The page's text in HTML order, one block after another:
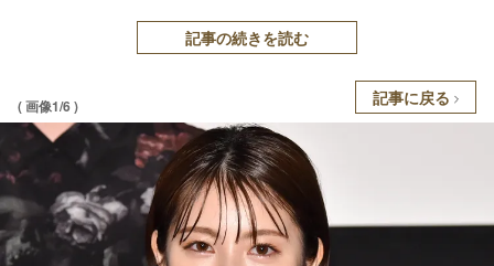
記事の続きを読む
( 画像1/6 ) 記事に戻る